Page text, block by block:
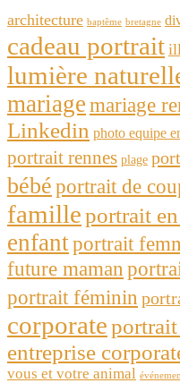
architecture baptême bretagne
cadeau portrait
lumière
mariagemariage
Linkedin photo equipe
portrait rennes plage
bébéportrait de
familleportrait
enfantportrait
future maman
portrait féminin
corporate
entreprise
vous et votre animal